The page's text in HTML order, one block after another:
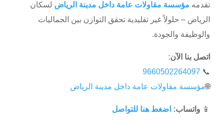
تقدمه مؤسسة مقاولات عامة داخل مدينة الرياض لسكان
الرياض – حلولاً غير تقليدية تحقق التوازن بين الجماليات
والوظيفة والجودة.
اتصل بنا الآن:
📞
9660502264097
🌐مؤسسة مقاولات عامة داخل مدينة الرياض
📱 واتساب: اضغط هنا للتواصل